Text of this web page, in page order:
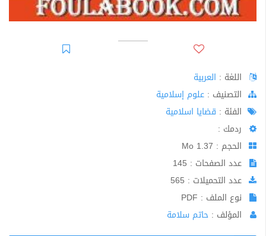
اللغة : العربية
اﻟﺘﺼﻨﻴﻒ : علوم إسلامية
الفئة : قضايا اسلامية
ردمك :
الحجم : 1.37 Mo
عدد الصفحات : 145
عدد التحميلات : 565
نوع الملف : PDF
المؤلف : حاتم سلامة